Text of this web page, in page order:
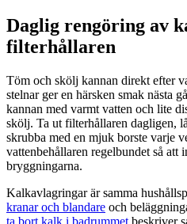
Daglig rengöring av
filterhållaren
Töm och skölj kannan direkt efter
stelnar ger en härsken smak nästa
kannan med varmt vatten och lite
skölj. Ta ut filterhållaren dagligen,
skrubba med en mjuk borste varje
vattenbehållaren regelbundet så att
bryggningarna.
Kalkavlagringar är samma
kranar och blandare och
ta bort kalk i badrummet beskriver